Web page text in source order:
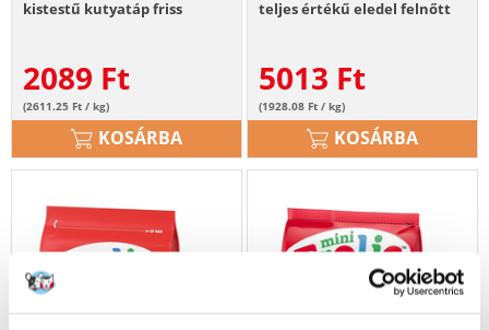
kistestű kutyatáp friss
2089 Ft
(2611.25 Ft / kg)
KOSÁRBA
teljes értékű eledel felnőtt
5013 Ft
(1928.08 Ft / kg)
KOSÁRBA